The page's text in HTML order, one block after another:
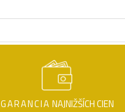
GARANCIA NAJNIŽŠÍCH CIEN